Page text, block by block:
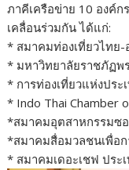
ภาคีเครือข่าย 10 องค์
เคลื่อนร่วมกัน ได้แก่:
* สมาคมท่องเที่ยวไทย-
* มหาวิทยาลัยราชภัฏพ
* การท่องเที่ยวแห่งประ
* Indo Thai Chamber
*สมาคมอุตสาหกรรมซ
*สมาคมสื่อมวลชนเพื่อก
* สมาคมเดอะเชฟ ประ